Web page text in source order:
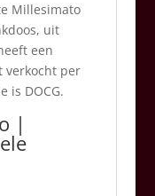
Millesimato
uit
een
verkocht per
is DOCG.
|